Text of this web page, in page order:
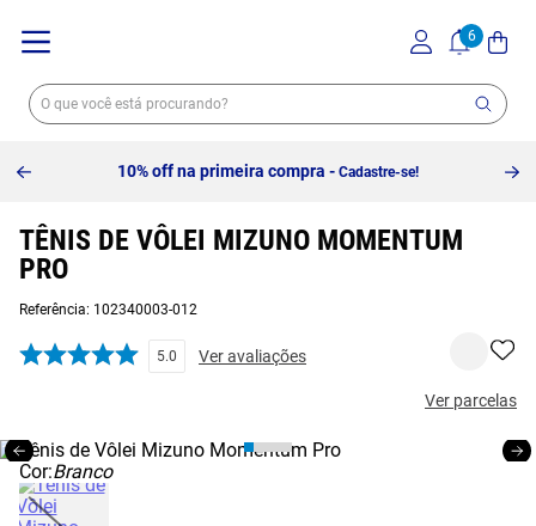
10% off na primeira compra - Cadastre-se!
TÊNIS DE VÔLEI MIZUNO MOMENTUM
PRO
Referência: 102340003-012
5.0 Ver avaliações
Ver parcelas
Cor:Branco